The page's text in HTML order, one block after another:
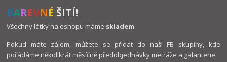
BAREVNÉ ŠITÍ!
Všechny látky na eshopu máme skladem.
Pokud máte zájem, můžete se přidat do naší FB skupiny, kde
pořádáme několikrát měsíčně předobjednávky metráže a galanterie.